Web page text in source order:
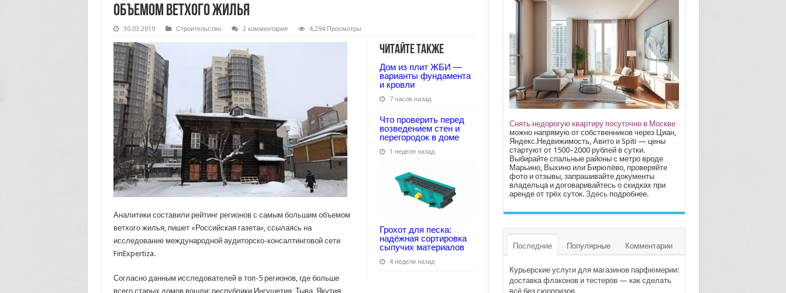
объемом ветхого жилья
30.03.2019 Строительство 2 комментария 4,294 Просмотры
Читайте также
Дом из плит ЖБИ —
варианты фундамента
и кровли
7 часов назад
Что проверить перед
возведением стен и
перегородок в доме
1 неделя назад
Грохот для песка:
надёжная сортировка
сыпучих материалов
4 недели назад
Аналитики составили рейтинг регионов с самым большим объемом
ветхого жилья, пишет «Российская газета», ссылаясь на
исследование международной аудиторско-консалтинговой сети
FinExpertiza.
Согласно данным исследователей в топ-5 регионов, где больше
всего старых домов вошли: республики Ингушетия, Тыва, Якутия,
Снять недорогую квартиру посуточно в Москве
можно напрямую от собственников через Циан,
Яндекс.Недвижимость, Авито и Spiti — цены
стартуют от 1500–2000 рублей в сутки.
Выбирайте спальные районы с метро вроде
Марьино, Выхино или Бирюлёво, проверяйте
фото и отзывы, запрашивайте документы
владельца и договаривайтесь о скидках при
аренде от трёх суток. Здесьподробнее.
Последние Популярные Комментарии
Курьерские услуги для магазинов парфюмерии:
доставка флаконов и тестеров — как сделать
всё без сюрпризов